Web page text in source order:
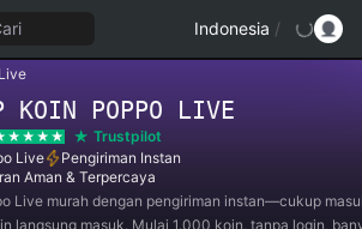
Indonesia /
KOIN POPPO LIVE
Trustpilot
Live
Pengiriman Instan
Aman & Terpercaya
Live murah dengan pengiriman instan—cukup
langsung masuk. Mulai 1.000 koin, tanpa login,